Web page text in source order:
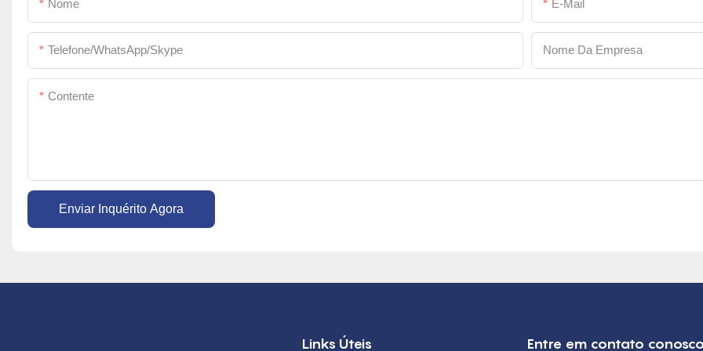
Nome E-Mail
Telefone/WhatsApp/Skype Nome Da Empresa
Contente
Enviar Inquérito Agora
Links Úteis Entre em contato conosco